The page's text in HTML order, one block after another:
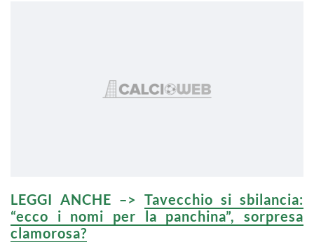
LEGGI ANCHE –> Tavecchio si sbilancia:
“ecco i nomi per la panchina”, sorpresa
clamorosa?